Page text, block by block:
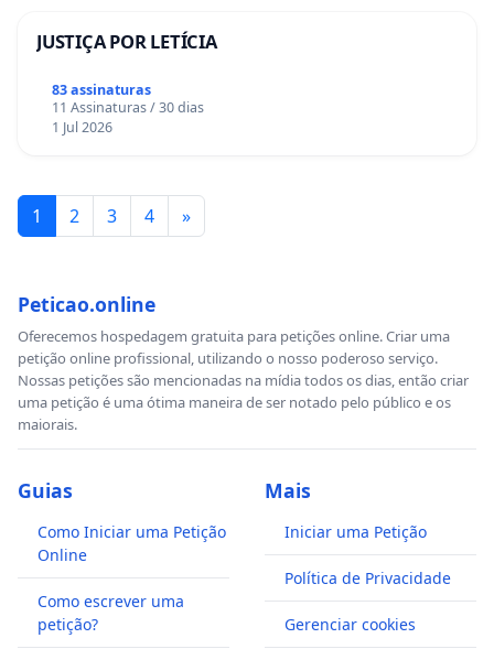
JUSTIÇA POR LETÍCIA
83 assinaturas
11 Assinaturas / 30 dias
1 Jul 2026
1 2 3 4 »
Peticao.online
Oferecemos hospedagem gratuita para petições online. Criar uma
petição online profissional, utilizando o nosso poderoso serviço.
Nossas petições são mencionadas na mídia todos os dias, então criar
uma petição é uma ótima maneira de ser notado pelo público e os
maiorais.
Guias
Como Iniciar uma Petição
Online
Como escrever uma
petição?
Mais
Iniciar uma Petição
Política de Privacidade
Gerenciar cookies